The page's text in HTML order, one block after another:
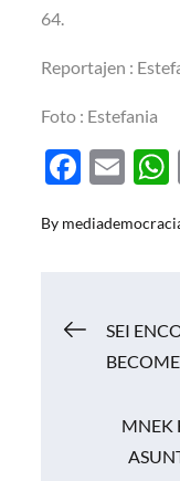
64.
Reportajen :
Foto : Estefania
F
e
o
E
ail
By
SEI
MNEK